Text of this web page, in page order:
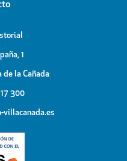
1
de la Cañada
300
villacanada.es